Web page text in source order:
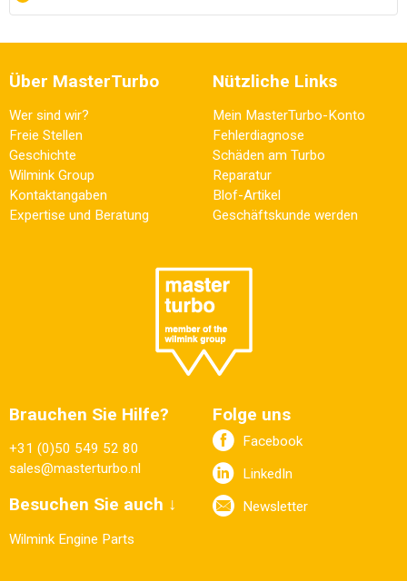
Über MasterTurbo
Wer sind wir?
Freie Stellen
Geschichte
Wilmink Group
Kontaktangaben
Expertise und Beratung
Nützliche Links
Mein MasterTurbo-Konto
Fehlerdiagnose
Schäden am Turbo
Reparatur
Blof-Artikel
Geschäftskunde werden
Brauchen Sie Hilfe?
+31 (0)50 549 52 80
sales@masterturbo.nl
Besuchen Sie auch ↓
Wilmink Engine Parts
Folge uns
Facebook
LinkedIn
Newsletter